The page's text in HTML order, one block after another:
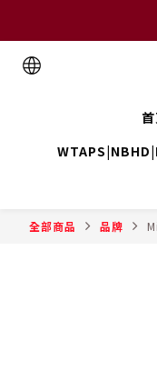
全部商品 品牌